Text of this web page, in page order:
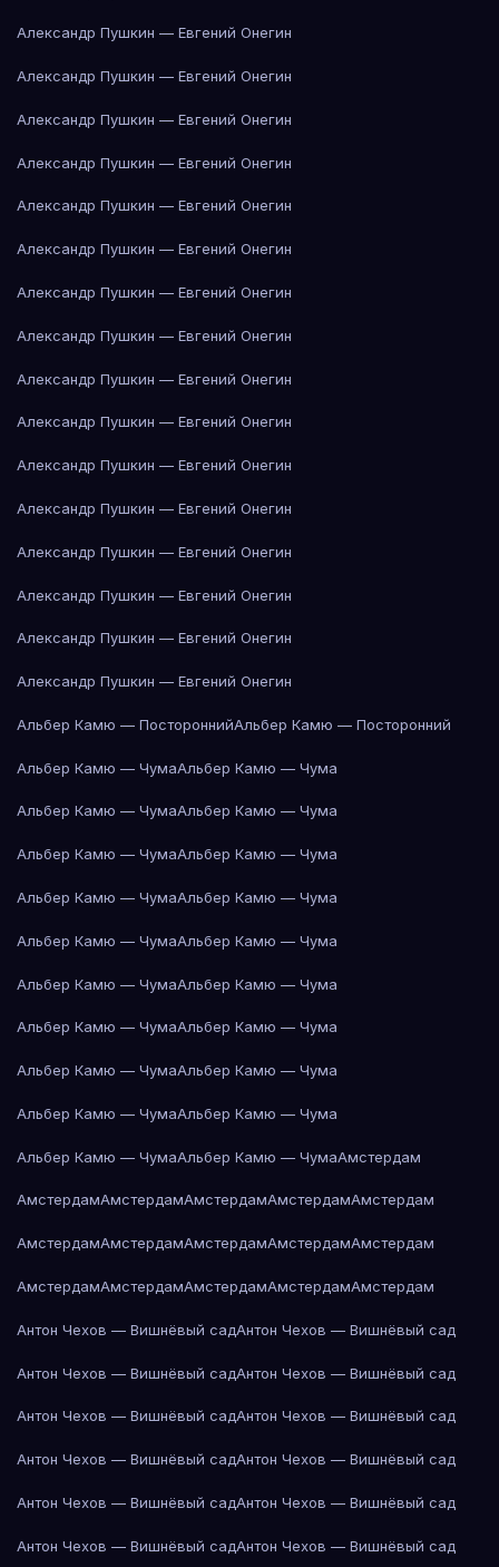
Александр Пушкин — Евгений Онегин
Александр Пушкин — Евгений Онегин
Александр Пушкин — Евгений Онегин
Александр Пушкин — Евгений Онегин
Александр Пушкин — Евгений Онегин
Александр Пушкин — Евгений Онегин
Александр Пушкин — Евгений Онегин
Александр Пушкин — Евгений Онегин
Александр Пушкин — Евгений Онегин
Александр Пушкин — Евгений Онегин
Александр Пушкин — Евгений Онегин
Александр Пушкин — Евгений Онегин
Александр Пушкин — Евгений Онегин
Александр Пушкин — Евгений Онегин
Александр Пушкин — Евгений Онегин
Александр Пушкин — Евгений Онегин
Альбер Камю — ПостороннийАльбер Камю — Посторонний
Альбер Камю — ЧумаАльбер Камю — Чума
Альбер Камю — ЧумаАльбер Камю — Чума
Альбер Камю — ЧумаАльбер Камю — Чума
Альбер Камю — ЧумаАльбер Камю — Чума
Альбер Камю — ЧумаАльбер Камю — Чума
Альбер Камю — ЧумаАльбер Камю — Чума
Альбер Камю — ЧумаАльбер Камю — Чума
Альбер Камю — ЧумаАльбер Камю — Чума
Альбер Камю — ЧумаАльбер Камю — Чума
Альбер Камю — ЧумаАльбер Камю — ЧумаАмстердам
АмстердамАмстердамАмстердамАмстердамАмстердам
АмстердамАмстердамАмстердамАмстердамАмстердам
АмстердамАмстердамАмстердамАмстердамАмстердам
Антон Чехов — Вишнёвый садАнтон Чехов — Вишнёвый сад
Антон Чехов — Вишнёвый садАнтон Чехов — Вишнёвый сад
Антон Чехов — Вишнёвый садАнтон Чехов — Вишнёвый сад
Антон Чехов — Вишнёвый садАнтон Чехов — Вишнёвый сад
Антон Чехов — Вишнёвый садАнтон Чехов — Вишнёвый сад
Антон Чехов — Вишнёвый садАнтон Чехов — Вишнёвый сад